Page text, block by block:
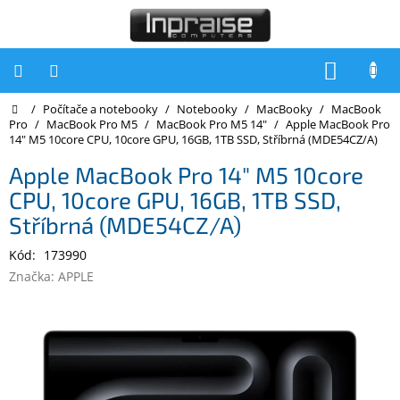
Počítače
Počítače
Notebooky
Tiskárny
Domů
/ Počítače a notebooky / Notebooky / MacBooky / MacBook
Pro / MacBook Pro M5 / MacBook Pro M5 14" / Apple MacBook Pro
14" M5 10core CPU, 10core GPU, 16GB, 1TB SSD, Stříbrná (MDE54CZ/A)
Apple MacBook Pro 14" M5 10core
CPU, 10core GPU, 16GB, 1TB SSD,
Stříbrná (MDE54CZ/A)
Kód: 173990
Značka: APPLE